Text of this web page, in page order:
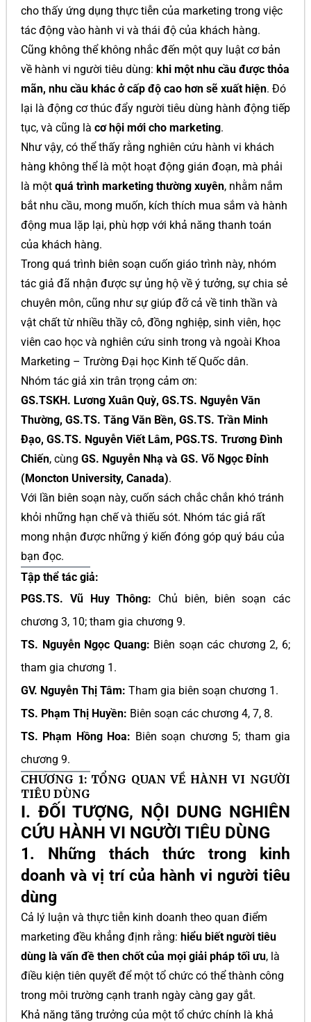
cho thấy ứng dụng thực tiễn của marketing trong việc
tác động vào hành vi và thái độ của khách hàng.
Cũng không thể không nhắc đến một quy luật cơ bản
về hành vi người tiêu dùng: khi một nhu cầu được thỏa
mãn, nhu cầu khác ở cấp độ cao hơn sẽ xuất hiện. Đó
lại là động cơ thúc đẩy người tiêu dùng hành động tiếp
tục, và cũng là cơ hội mới cho marketing.
Như vậy, có thể thấy rằng nghiên cứu hành vi khách
hàng không thể là một hoạt động gián đoạn, mà phải
là một quá trình marketing thường xuyên, nhằm nắm
bắt nhu cầu, mong muốn, kích thích mua sắm và hành
động mua lặp lại, phù hợp với khả năng thanh toán
của khách hàng.
Trong quá trình biên soạn cuốn giáo trình này, nhóm
tác giả đã nhận được sự ủng hộ về ý tưởng, sự chia sẻ
chuyên môn, cũng như sự giúp đỡ cả về tinh thần và
vật chất từ nhiều thầy cô, đồng nghiệp, sinh viên, học
viên cao học và nghiên cứu sinh trong và ngoài Khoa
Marketing – Trường Đại học Kinh tế Quốc dân.
Nhóm tác giả xin trân trọng cảm ơn:
GS.TSKH. Lương Xuân Quỳ, GS.TS. Nguyễn Văn
Thường, GS.TS. Tăng Văn Bền, GS.TS. Trần Minh
Đạo, GS.TS. Nguyễn Viết Lâm, PGS.TS. Trương Đình
Chiến, cùng GS. Nguyễn Nhạ và GS. Võ Ngọc Đỉnh
(Moncton University, Canada).
Với lần biên soạn này, cuốn sách chắc chắn khó tránh
khỏi những hạn chế và thiếu sót. Nhóm tác giả rất
mong nhận được những ý kiến đóng góp quý báu của
bạn đọc.
Tập thể tác giả:
PGS.TS. Vũ Huy Thông: Chủ biên, biên soạn các
chương 3, 10; tham gia chương 9.
TS. Nguyễn Ngọc Quang: Biên soạn các chương 2, 6;
tham gia chương 1.
GV. Nguyễn Thị Tâm: Tham gia biên soạn chương 1.
TS. Phạm Thị Huyền: Biên soạn các chương 4, 7, 8.
TS. Phạm Hồng Hoa: Biên soạn chương 5; tham gia
chương 9.
CHƯƠNG 1: TỔNG QUAN VỀ HÀNH VI NGƯỜI
TIÊU DÙNG
I. ĐỐI TƯỢNG, NỘI DUNG NGHIÊN
CỨU HÀNH VI NGƯỜI TIÊU DÙNG
1. Những thách thức trong kinh
doanh và vị trí của hành vi người tiêu
dùng
Cả lý luận và thực tiễn kinh doanh theo quan điểm
marketing đều khẳng định rằng: hiểu biết người tiêu
dùng là vấn đề then chốt của mọi giải pháp tối ưu, là
điều kiện tiên quyết để một tổ chức có thể thành công
trong môi trường cạnh tranh ngày càng gay gắt.
Khả năng tăng trưởng của một tổ chức chính là khả